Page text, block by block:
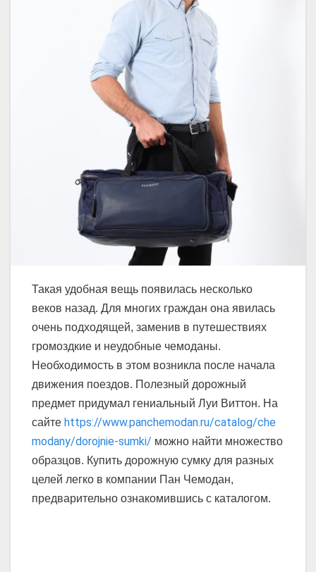
Такая удобная вещь появилась несколько
веков назад. Для многих граждан она явилась
очень подходящей, заменив в путешествиях
громоздкие и неудобные чемоданы.
Необходимость в этом возникла после начала
движения поездов. Полезный дорожный
предмет придумал гениальный Луи Виттон. На
сайте https://www.panchemodan.ru/catalog/che
modany/dorojnie-sumki/ можно найти множество
образцов. Купить дорожную сумку для разных
целей легко в компании Пан Чемодан,
предварительно ознакомившись с каталогом.